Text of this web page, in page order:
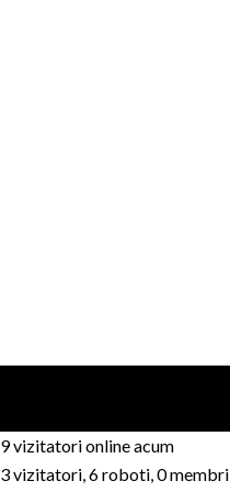
9 vizitatori online acum
3 vizitatori, 6 roboti, 0 membri